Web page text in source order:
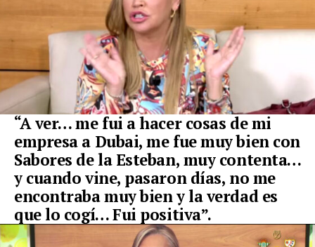
“A ver… me fui a hacer cosas de mi
empresa a Dubai, me fue muy bien con
Sabores de la Esteban, muy contenta…
y cuando vine, pasaron días, no me
encontraba muy bien y la verdad es
que lo cogí… Fui positiva”.